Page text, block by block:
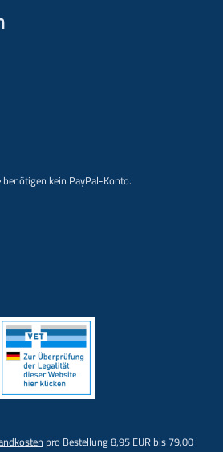
kein PayPal-Konto.
pro Bestellung 8,95 EUR bis 79,00